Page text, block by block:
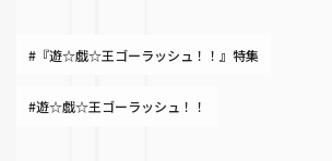
#『遊☆戯☆王ゴーラッシュ！！』特集
#遊☆戯☆王ゴーラッシュ！！